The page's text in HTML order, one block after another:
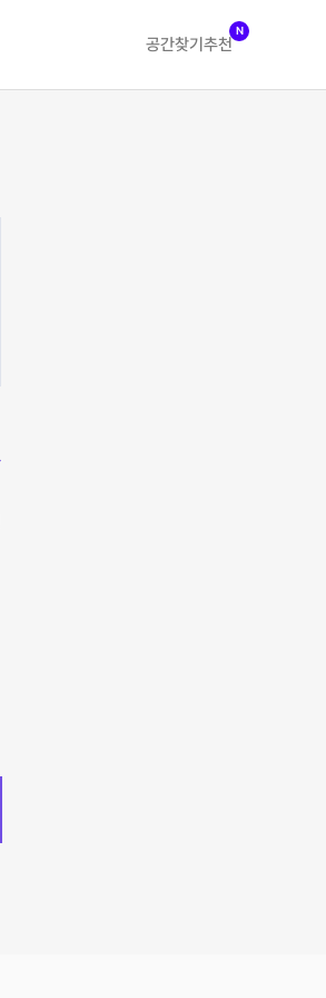
공간찾기 추천
N